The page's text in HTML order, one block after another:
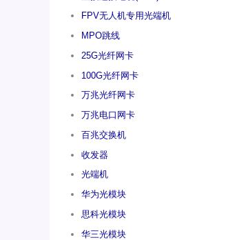
FPV无人机专用光端机
MPO跳线
25G光纤网卡
100G光纤网卡
万兆光纤网卡
万兆电口网卡
百兆交换机
收发器
光端机
华为光模块
思科光模块
华三光模块